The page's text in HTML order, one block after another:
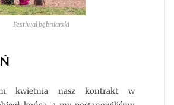
Festiwal bębniarski
kwietnia nasz kontrakt w